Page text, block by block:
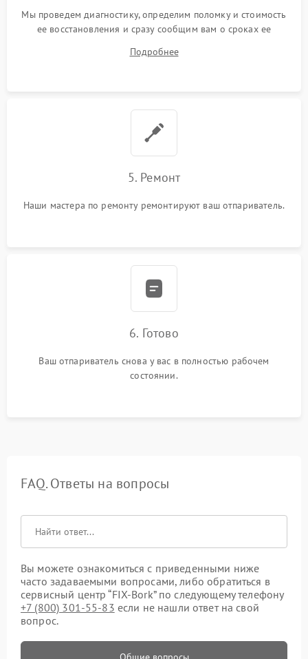
Мы проведем диагностику, определим поломку и стоимость
ее восстановления и сразу сообщим вам о сроках ее
Подробнее
5. Ремонт
Наши мастера по ремонту ремонтируют ваш отпариватель.
6. Готово
Ваш отпариватель снова у вас в полностью рабочем
состоянии.
FAQ. Ответы на вопросы
Вы можете ознакомиться с приведенными ниже
часто задаваемыми вопросами, либо обратиться в
сервисный центр “FIX-Bork” по следующему телефону
+7 (800) 301-55-83 если не нашли ответ на свой
вопрос.